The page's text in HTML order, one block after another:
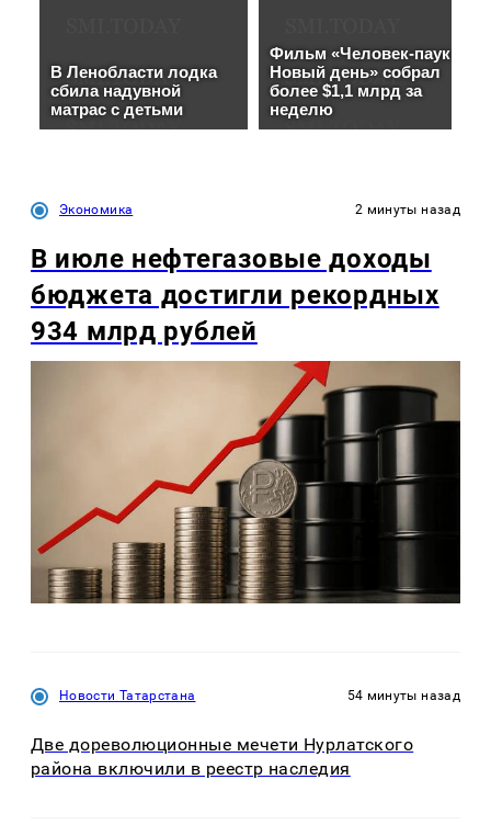
Экономика 2 минуты назад
В июле нефтегазовые доходы
бюджета достигли рекордных
934 млрд рублей
Новости Татарстана 54 минуты назад
Две дореволюционные мечети Нурлатского
района включили в реестр наследия